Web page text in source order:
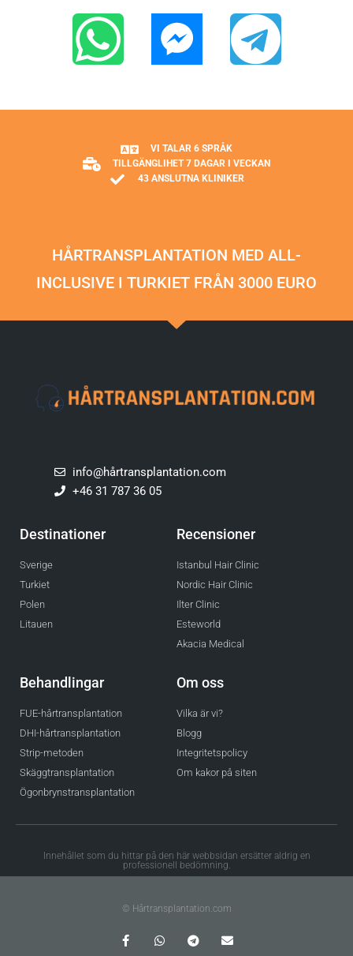
VI TALAR 6 SPRÅK
TILLGÄNGLIHET 7 DAGAR I VECKAN
43 ANSLUTNA KLINIKER
HÅRTRANSPLANTATION MED ALL-
INCLUSIVE I TURKIET FRÅN 3000 EURO
info@hårtransplantation.com
+46 31 787 36 05
Destinationer
Sverige
Turkiet
Polen
Litauen
Recensioner
Istanbul Hair Clinic
Nordic Hair Clinic
Ilter Clinic
Esteworld
Akacia Medical
Behandlingar
FUE-hårtransplantation
DHI-hårtransplantation
Strip-metoden
Skäggtransplantation
Ögonbrynstransplantation
Om oss
Vilka är vi?
Blogg
Integritetspolicy
Om kakor på siten
Innehållet som du hittar på den här webbsidan ersätter aldrig en
professionell bedömning.
© Hårtransplantation.com